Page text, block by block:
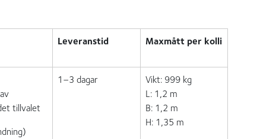
Leveranstid Maxmått per kolli
tillvalet
1–3 dagar
Vikt: 999 kg
L: 1,2 m
B: 1,2 m
H: 1,35 m